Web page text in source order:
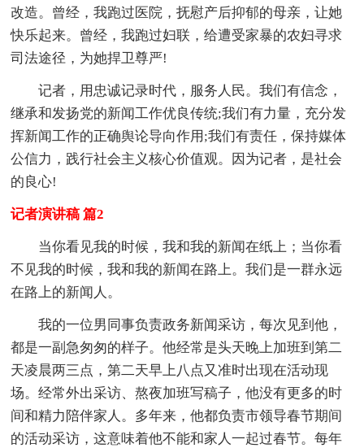
改造。曾经，我跑过医院，抚慰产后抑郁的母亲，让她
快乐起来。曾经，我跑过妇联，给遭受家暴的农妇寻求
司法途径，为她捍卫尊严!
记者，用忠诚记录时代，服务人民。我们有信念，
继承和发扬党的新闻工作优良传统;我们有力量，充分发
挥新闻工作的正确舆论导向作用;我们有责任，保持媒体
公信力，践行社会主义核心价值观。因为记者，是社会
的良心!
记者演讲稿 篇2
当你看见我的时候，我和我的新闻在纸上；当你看
不见我的时候，我和我的新闻在路上。我们是一群永远
在路上的新闻人。
我的一位男同事负责政务新闻采访，每次见到他，
都是一副急匆匆的样子。他经常是头天晚上加班到第二
天凌晨两三点，第二天早上八点又准时出现在活动现
场。经常外出采访、熬夜加班写稿子，他没有更多的时
间和精力陪伴家人。多年来，他都负责市领导春节期间
的活动采访，这意味着他不能和家人一起过春节。每年